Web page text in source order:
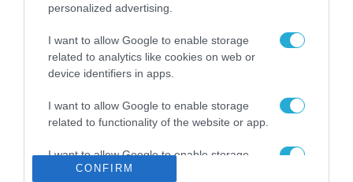
personalized advertising.
I want to allow Google to enable storage
related to analytics like cookies on web or
device identifiers in apps.
I want to allow Google to enable storage
related to functionality of the website or app.
I want to allow Google to enable storage
related to personalization.
CONFIRM
Τεχνητή Νοημοσύνη
δεν είναι απλώς μια
νέα τεχνολογία, είναι
επανάσταση»
31.07.2026
Νέος οδηγός του ΕΚΤ
για τη χρηματοδότηση
των ελληνικών
επιχειρήσεων στον
χώρο της άμυνας